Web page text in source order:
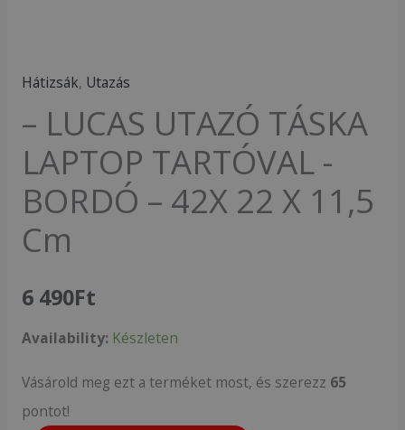
Hátizsák, Utazás
– LUCAS UTAZÓ TÁSKA
LAPTOP TARTÓVAL -
BORDÓ – 42X 22 X 11,5
Cm
6 490Ft
Availability: Készleten
Vásárold meg ezt a terméket most, és szerezz 65
pontot!
X
Cm
mennyiség